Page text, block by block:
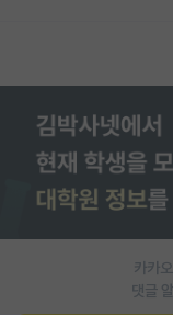
홍보 게시판
커리어
유학교육
카카
댓글